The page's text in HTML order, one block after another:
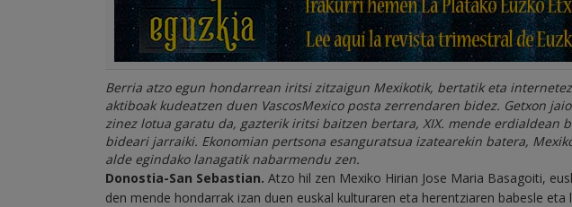
Berria atzo egun hondarrean iritsi zitzaigun Mexikotik, bertatik eta
aktiboak kudeatzen duen VascosMexico posta zerrendaren bidez. Getxon
zinez lotua garatu da, gazterik iritsi baitzen bertara, XIX. mende erdialdean
bideari jarraiki. Ekonomian pertsona esanguratsua izatearekin batera,
alde egindako lanagatik nabarmendu zen.
Donostia-San Sebastian. Atzo hil zen Mexiko Hirian Jose Maria Basagoiti,
den mende hondarrak izan duen euskal kulturaren eta herentziaren babesle